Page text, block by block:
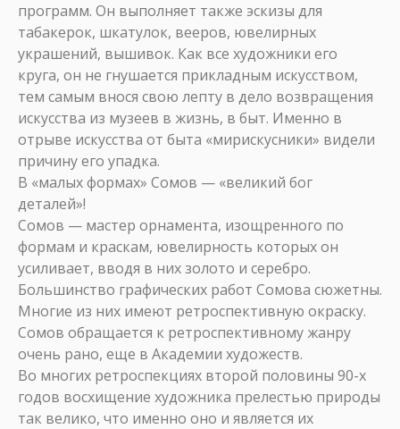
программ. Он выполняет также эскизы для
табакерок, шкатулок, вееров, ювелирных
украшений, вышивок. Как все художники его
круга, он не гнушается прикладным искусством,
тем самым внося свою лепту в дело возвращения
искусства из музеев в жизнь, в быт. Именно в
отрыве искусства от быта «мирискусники» видели
причину его упадка.
В «малых формах» Сомов — «великий бог
деталей»!
Сомов — мастер орнамента, изощренного по
формам и краскам, ювелирность которых он
усиливает, вводя в них золото и серебро.
Большинство графических работ Сомова сюжетны.
Многие из них имеют ретроспективную окраску.
Сомов обращается к ретроспективному жанру
очень рано, еще в Академии художеств.
Во многих ретроспекциях второй половины 90-х
годов восхищение художника прелестью природы
так велико, что именно оно и является их